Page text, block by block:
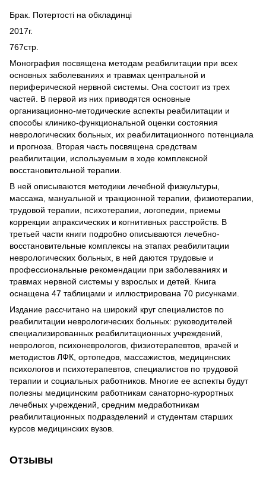
Брак. Потертості на обкладинці
2017г.
767стр.
Монография посвящена методам реабилитации при всех
основных заболеваниях и травмах центральной и
периферической нервной системы. Она состоит из трех
частей. В первой из них приводятся основные
организационно-методические аспекты реабилитации и
способы клинико-функциональной оценки состояния
неврологических больных, их реабилитационного потенциала
и прогноза. Вторая часть посвящена средствам
реабилитации, используемым в ходе комплексной
восстановительной терапии.
В ней описываются методики лечебной физкультуры,
массажа, мануальной и тракционной терапии, физиотерапии,
трудовой терапии, психотерапии, логопедии, приемы
коррекции апраксических и когнитивных расстройств. В
третьей части книги подробно описываются лечебно-
восстановительные комплексы на этапах реабилитации
неврологических больных, в ней даются трудовые и
профессиональные рекомендации при заболеваниях и
травмах нервной системы у взрослых и детей. Книга
оснащена 47 таблицами и иллюстрирована 70 рисунками.
Издание рассчитано на широкий круг специалистов по
реабилитации неврологических больных: руководителей
специализированных реабилитационных учреждений,
неврологов, психоневрологов, физиотерапевтов, врачей и
методистов ЛФК, ортопедов, массажистов, медицинских
психологов и психотерапевтов, специалистов по трудовой
терапии и социальных работников. Многие ее аспекты будут
полезны медицинским работникам санаторно-курортных
лечебных учреждений, средним медработникам
реабилитационных подразделений и студентам старших
курсов медицинских вузов.
Отзывы